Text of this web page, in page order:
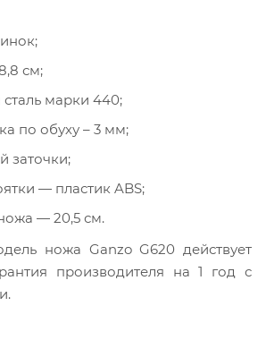
см;
марки 440;
по обуху – 3 мм;
заточки;
— пластик ABS;
— 20,5 см.
ножа Ganzo G620 действует
производителя на 1 год с